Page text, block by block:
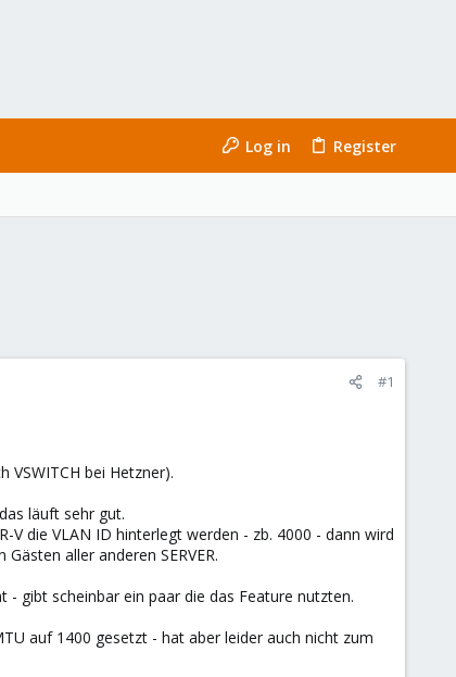
Log in Register
#1
VSWITCH bei Hetzner).
läuft sehr gut.
V die VLAN ID hinterlegt werden - zb. 4000 - dann wird
aller anderen SERVER.
gibt scheinbar ein paar die das Feature nutzten.
auf 1400 gesetzt - hat aber leider auch nicht zum